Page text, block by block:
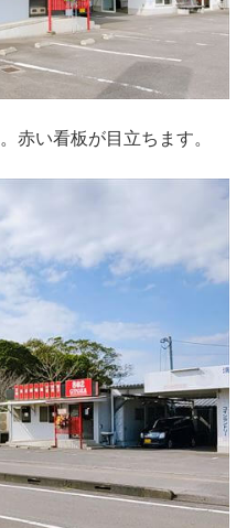
赤い看板が目立ちます。